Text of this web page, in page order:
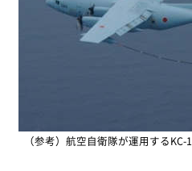
（参考）航空自衛隊が運用する